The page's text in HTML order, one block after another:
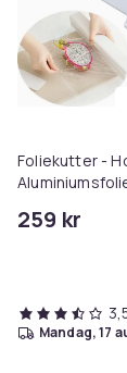
Foliekutter -
259 kr
mandag, 17